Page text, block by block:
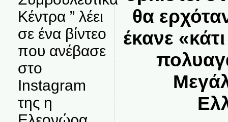
Κέντρα ” λέει
σε ένα βίντεο
που ανέβασε
στο
Instagram
της η
θα
έκανε